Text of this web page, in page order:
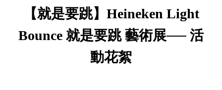
【就是要跳】Heineken Light
Bounce 就是要跳 藝術展── 活
動花絮